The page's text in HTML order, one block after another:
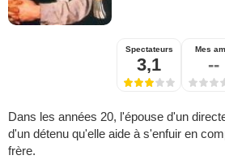
Spectateurs
3,1
Mes
--
Dans les années 20, l'épouse d'un
d'un détenu qu'elle aide à s'enfuir en
frère.